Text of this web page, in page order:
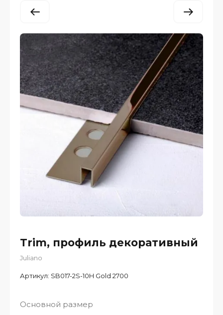
Trim, профиль декоративный
Juliano
Артикул: SB017-2S-10H Gold 2700
Основной размер